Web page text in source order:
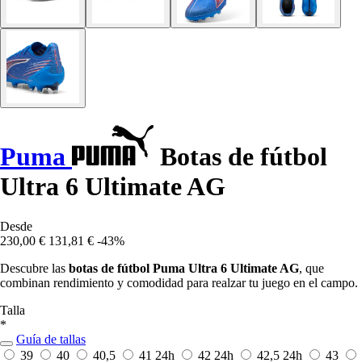
Puma
Botas de fútbol
Ultra 6 Ultimate AG
Desde
230,00 € 131,81 € -43%
Descubre las botas de fútbol Puma Ultra 6 Ultimate AG, que
combinan rendimiento y comodidad para realzar tu juego en el campo.
Talla
*
Guía de tallas
39
40 40,5 41 24h 42 24h 42,5 24h
43